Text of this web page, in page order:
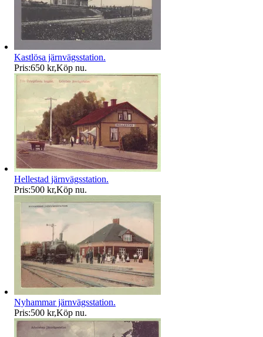
Kastlösa järnvägsstation.
Pris:650 kr,Köp nu.
Hellestad järnvägsstation.
Pris:500 kr,Köp nu.
Nyhammar järnvägsstation.
Pris:500 kr,Köp nu.